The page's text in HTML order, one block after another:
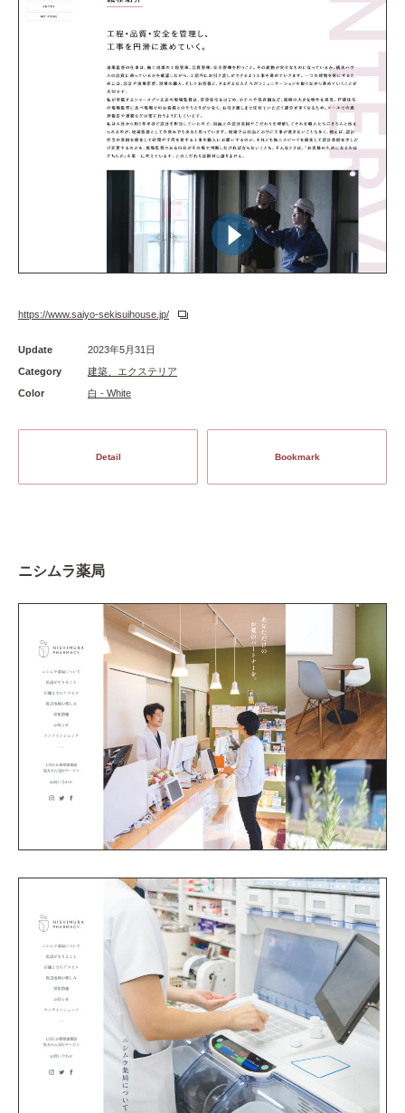
https://www.saiyo-sekisuihouse.jp/
Update
2023年5月31日
Category
建築、エクステリア
Color
白 - White
Detail Bookmark
ニシムラ薬局